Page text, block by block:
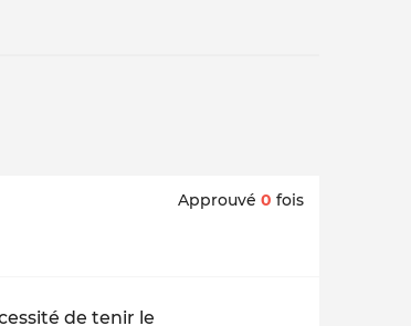
Approuvé 0 fois
de tenir le